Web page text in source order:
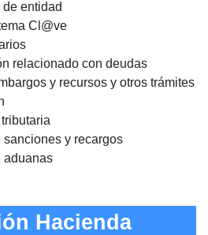
entidad
Cl@ve
relacionado con deudas
y recursos y otros trámites
sanciones y recargos
aduanas
Hacienda